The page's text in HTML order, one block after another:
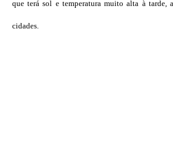
que terá sol e temperatura muito alta à tarde,
cidades.